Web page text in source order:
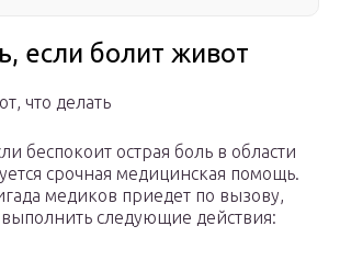
если болит живот
что делать
беспокоит острая боль в области
срочная медицинская помощь.
медиков приедет по вызову,
следующие действия: